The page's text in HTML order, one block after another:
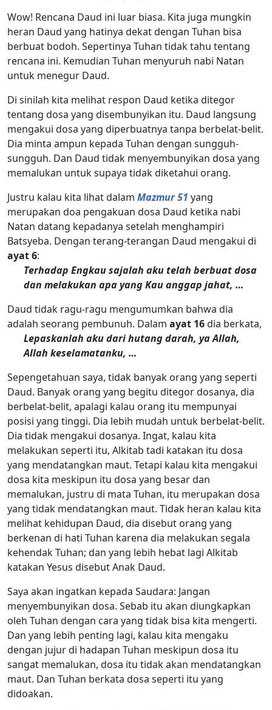
Wow! Rencana Daud ini luar biasa. Kita juga mungkin
heran Daud yang hatinya dekat dengan Tuhan bisa
berbuat bodoh. Sepertinya Tuhan tidak tahu tentang
rencana ini. Kemudian Tuhan menyuruh nabi Natan
untuk menegur Daud.
Di sinilah kita melihat respon Daud ketika ditegor
tentang dosa yang disembunyikan itu. Daud langsung
mengakui dosa yang diperbuatnya tanpa berbelat-belit.
Dia minta ampun kepada Tuhan dengan sungguh-
sungguh. Dan Daud tidak menyembunyikan dosa yang
memalukan untuk supaya tidak diketahui orang.
Justru kalau kita lihat dalam Mazmur 51 yang
merupakan doa pengakuan dosa Daud ketika nabi
Natan datang kepadanya setelah menghampiri
Batsyeba. Dengan terang-terangan Daud mengakui di
ayat 6:
Terhadap Engkau sajalah aku telah berbuat dosa
dan melakukan apa yang Kau anggap jahat, …
Daud tidak ragu-ragu mengumumkan bahwa dia
adalah seorang pembunuh. Dalam ayat 16dia berkata,
Lepaskanlah aku dari hutang darah, ya Allah,
Allah keselamatanku, …
Sepengetahuan saya, tidak banyak orang yang seperti
Daud. Banyak orang yang begitu ditegor dosanya, dia
berbelat-belit, apalagi kalau orang itu mempunyai
posisi yang tinggi. Dia lebih mudah untuk berbelat-belit.
Dia tidak mengakui dosanya. Ingat, kalau kita
melakukan seperti itu, Alkitab tadi katakan itu dosa
yang mendatangkan maut. Tetapi kalau kita mengakui
dosa kita meskipun itu dosa yang besar dan
memalukan, justru di mata Tuhan, itu merupakan dosa
yang tidak mendatangkan maut. Tidak heran kalau kita
melihat kehidupan Daud, dia disebut orang yang
berkenan di hati Tuhan karena dia melakukan segala
kehendak Tuhan; dan yang lebih hebat lagi Alkitab
katakan Yesus disebut Anak Daud.
Saya akan ingatkan kepada Saudara: Jangan
menyembunyikan dosa. Sebab itu akan diungkapkan
oleh Tuhan dengan cara yang tidak bisa kita mengerti.
Dan yang lebih penting lagi, kalau kita mengaku
dengan jujur di hadapan Tuhan meskipun dosa itu
sangat memalukan, dosa itu tidak akan mendatangkan
maut. Dan Tuhan berkata dosa seperti itu yang
didoakan.